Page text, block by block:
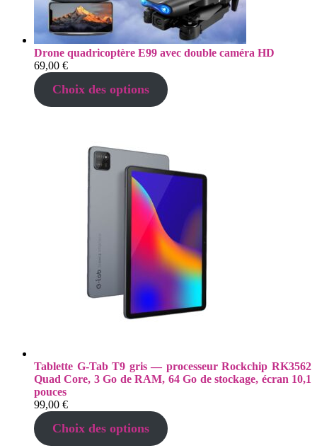
Drone quadricoptère E99 avec double caméra HD
69,00 €
Choix des options
Tablette G-Tab T9 gris — processeur Rockchip RK3562
Quad Core, 3 Go de RAM, 64 Go de stockage, écran 10,1
pouces
99,00 €
Choix des options